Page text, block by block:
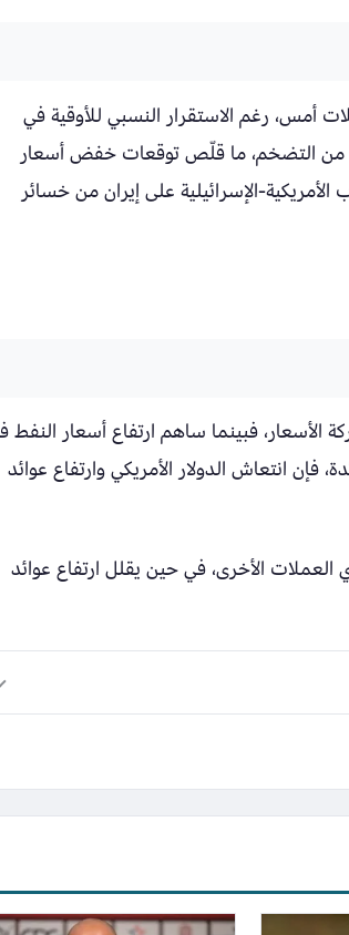
أمس، رغم الاستقرار النسبي للأوقية في
من التضخم، ما قلّص توقعات خفض أسعار
الإسرائيلية على إيران من خسائر
فبينما ساهم ارتفاع أسعار النفط
انتعاش الدولار الأمريكي وارتفاع عوائد
العملات الأخرى، في حين يقلل ارتفاع عوائد